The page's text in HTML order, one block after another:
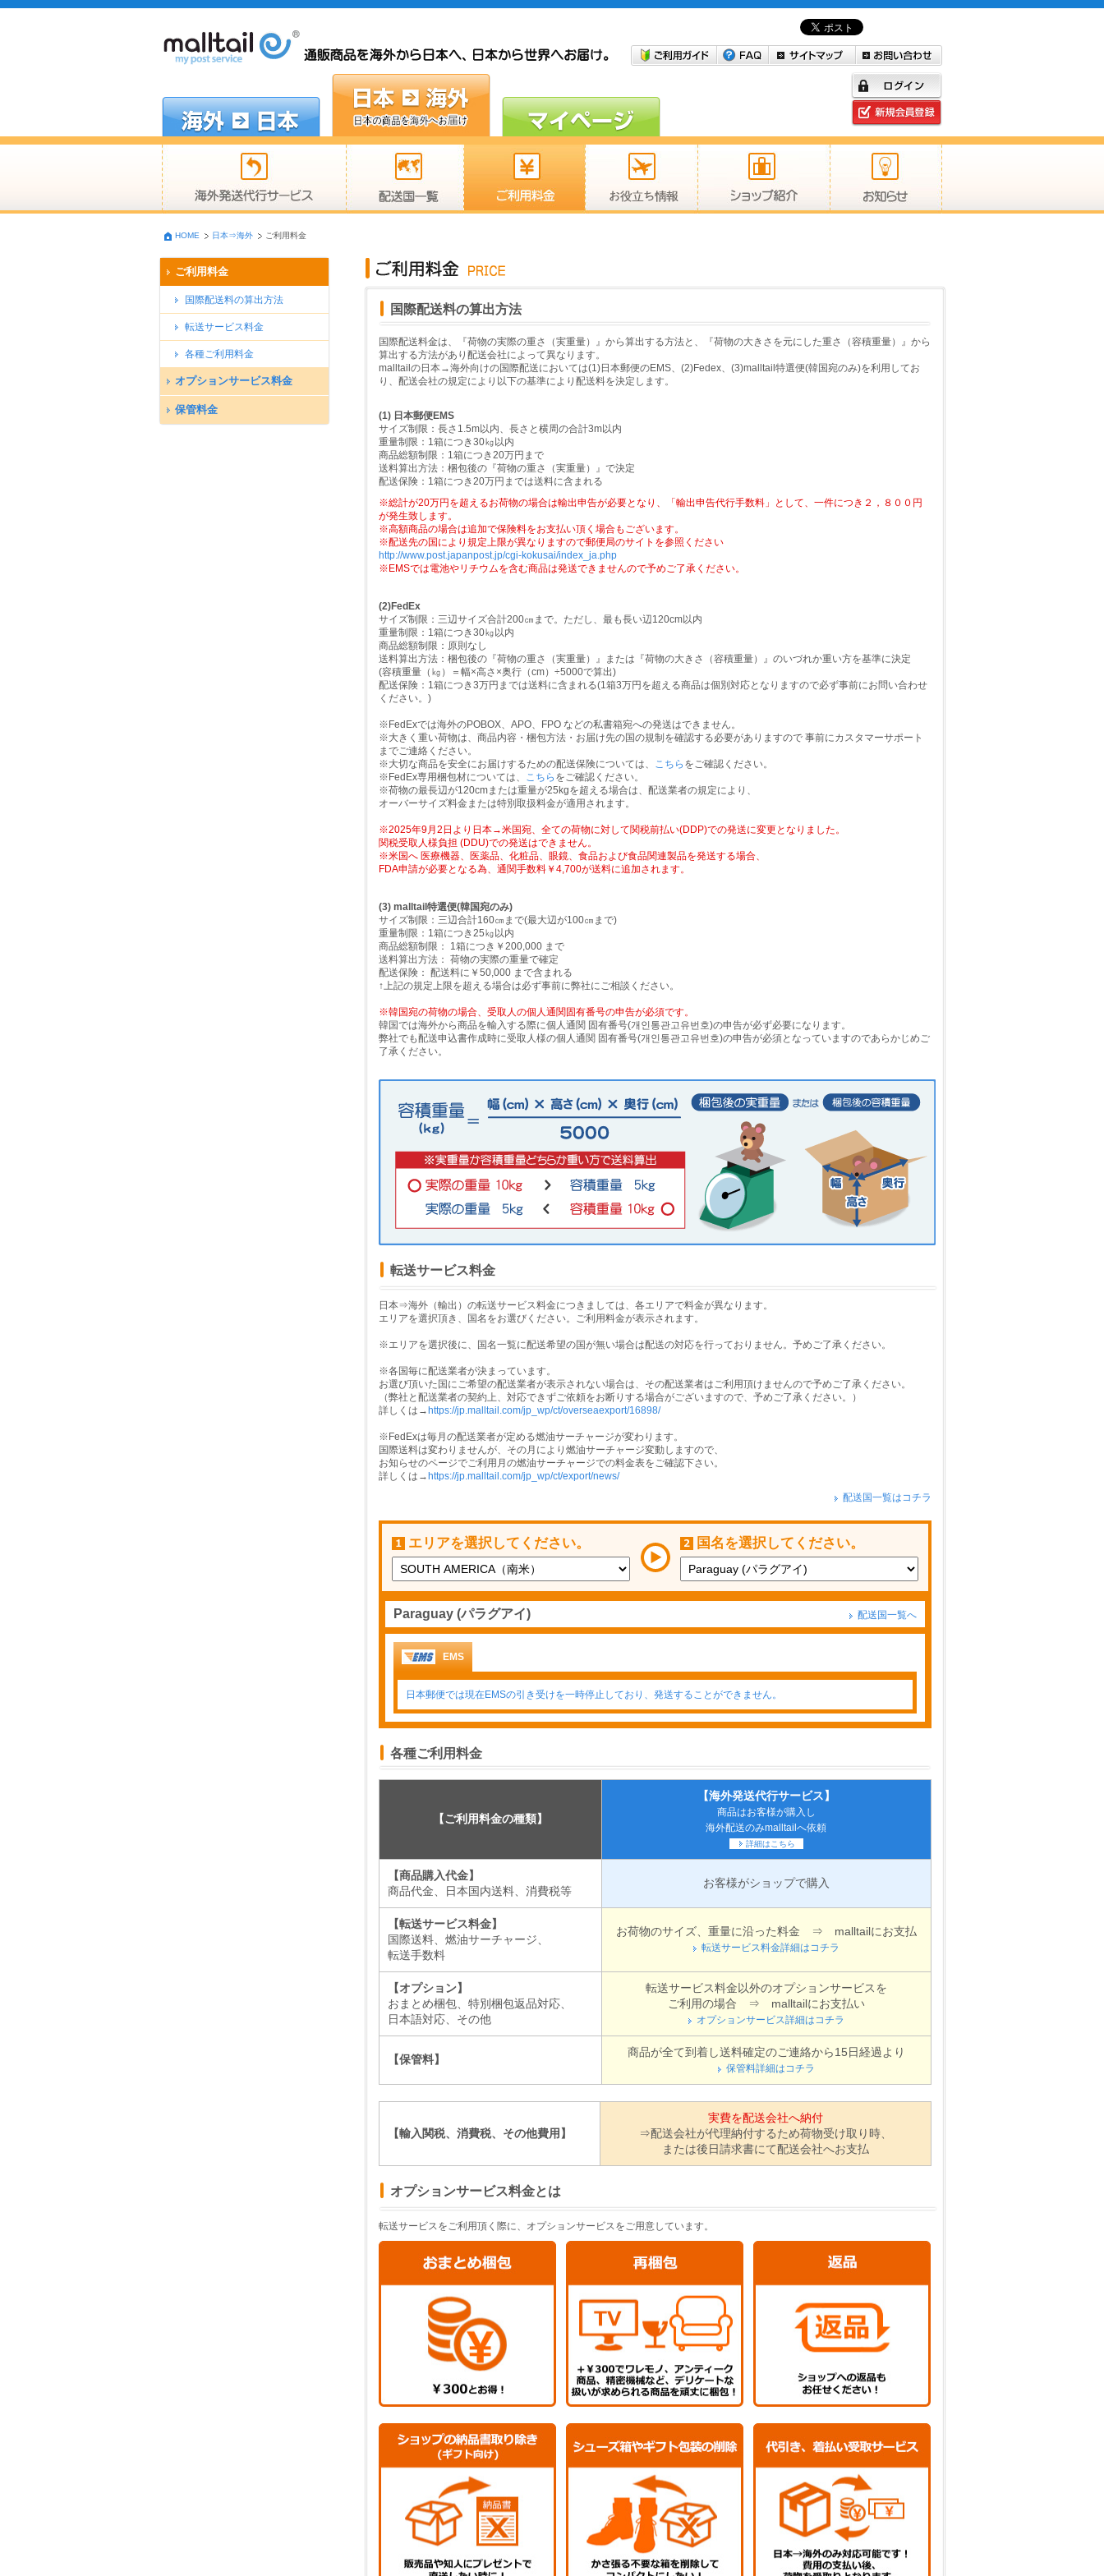
HOME 日本⇒海外 ご利用料金
ご利用料金
国際配送料の算出方法
転送サービス料金
各種ご利用料金
オプションサービス料金
保管料金
国際配送料の算出方法
国際配送料金は、『荷物の実際の重さ（実重量）』から算出する方法と、『荷物の大きさを元にした重さ（容積重量）』から
算出する方法があり配送会社によって異なります。
malltailの日本→海外向けの国際配送においては(1)日本郵便のEMS、(2)Fedex、(3)malltail特選便(韓国宛のみ)を利用してお
り、配送会社の規定により以下の基準により配送料を決定します。
(1) 日本郵便EMS
サイズ制限：長さ1.5m以内、長さと横周の合計3m以内
重量制限：1箱につき30㎏以内
商品総額制限：1箱につき20万円まで
送料算出方法：梱包後の『荷物の重さ（実重量）』で決定
配送保険：1箱につき20万円までは送料に含まれる
※総計が20万円を超えるお荷物の場合は輸出申告が必要となり、「輸出申告代行手数料」として、一件につき２，８００円
が発生致します。
※高額商品の場合は追加で保険料をお支払い頂く場合もございます。
※配送先の国により規定上限が異なりますので郵便局のサイトを参照ください
http://www.post.japanpost.jp/cgi-kokusai/index_ja.php
※EMSでは電池やリチウムを含む商品は発送できませんので予めご了承ください。
(2)FedEx
サイズ制限：三辺サイズ合計200㎝まで。ただし、最も長い辺120cm以内
重量制限：1箱につき30㎏以内
商品総額制限：原則なし
送料算出方法：梱包後の『荷物の重さ（実重量）』または『荷物の大きさ（容積重量）』のいづれか重い方を基準に決定
(容積重量（㎏）＝幅×高さ×奥行（cm）÷5000で算出)
配送保険：1箱につき3万円までは送料に含まれる(1箱3万円を超える商品は個別対応となりますので必ず事前にお問い合わせ
ください。)
※FedExでは海外のPOBOX、APO、FPO などの私書箱宛への発送はできません。
※大きく重い荷物は、商品内容・梱包方法・お届け先の国の規制を確認する必要がありますので 事前にカスタマーサポート
までご連絡ください。
※大切な商品を安全にお届けするための配送保険については、
こちら をご確認ください。
※FedEx専用梱包材については、
こちら をご確認ください。
※荷物の最長辺が120cmまたは重量が25kgを超える場合は、配送業者の規定により、
オーバーサイズ料金または特別取扱料金が適用されます。
※2025年9月2日より日本→米国宛、全ての荷物に対して関税前払い(DDP)での発送に変更となりました。
関税受取人様負担 (DDU)での発送はできません。
※米国へ 医療機器、医薬品、化粧品、眼鏡、食品および食品関連製品を発送する場合、
FDA申請が必要となる為、通関手数料￥4,700が送料に追加されます。
(3) malltail特選便(韓国宛のみ)
サイズ制限：三辺合計160㎝まで(最大辺が100㎝まで)
重量制限：1箱につき25㎏以内
商品総額制限： 1箱につき￥200,000 まで
送料算出方法： 荷物の実際の重量で確定
配送保険： 配送料に￥50,000 まで含まれる
↑上記の規定上限を超える場合は必ず事前に弊社にご相談ください。
※韓国宛の荷物の場合、受取人の個人通関固有番号の申告が必須です。
韓国では海外から商品を輸入する際に個人通関 固有番号(개인통관고유번호)の申告が必ず必要になります。
弊社でも配送申込書作成時に受取人様の個人通関 固有番号(개인통관고유번호)の申告が必須となっていますのであらかじめご
了承ください。
転送サービス料金
日本⇒海外（輸出）の転送サービス料金につきましては、各エリアで料金が異なります。
エリアを選択頂き、国名をお選びください。ご利用料金が表示されます。
※エリアを選択後に、国名一覧に配送希望の国が無い場合は配送の対応を行っておりません。予めご了承ください。
※各国毎に配送業者が決まっています。
お選び頂いた国にご希望の配送業者が表示されない場合は、その配送業者はご利用頂けませんので予めご了承ください。
（弊社と配送業者の契約上、対応できずご依頼をお断りする場合がございますので、予めご了承ください。）
詳しくは→ https://jp.malltail.com/jp_wp/ct/overseaexport/16898/
※FedExは毎月の配送業者が定める燃油サーチャージが変わります。
国際送料は変わりませんが、その月により燃油サーチャージ変動しますので、
お知らせのページでご利用月の燃油サーチャージでの料金表をご確認下さい。
詳しくは→ https://jp.malltail.com/jp_wp/ct/export/news/
配送国一覧はコチラ
エリアを選択してください。 国名を選択してください。
Paraguay (パラグアイ) 配送国一覧へ
EMS
日本郵便では現在EMSの引き受けを一時停止しており、発送することができません。
各種ご利用料金
【ご利用料金の種類】
【海外発送代行サービス】
商品はお客様が購入し
海外配送のみmalltailへ依頼
詳細はこちら
【商品購入代金】
商品代金、日本国内送料、消費税等
お客様がショップで購入
【転送サービス料金】
国際送料、燃油サーチャージ、
転送手数料
お荷物のサイズ、重量に沿った料金 ⇒ malltailにお支払
転送サービス料金詳細はコチラ
【オプション】
おまとめ梱包、特別梱包返品対応、
日本語対応、その他
転送サービス料金以外のオプションサービスを
ご利用の場合 ⇒ malltailにお支払い
オプションサービス詳細はコチラ
【保管料】
商品が全て到着し送料確定のご連絡から15日経過より
保管料詳細はコチラ
【輸入関税、消費税、その他費用】
実費を配送会社へ納付
⇒配送会社が代理納付するため荷物受け取り時、
または後日請求書にて配送会社へお支払
オプションサービス料金とは
転送サービスをご利用頂く際に、オプションサービスをご用意しています。